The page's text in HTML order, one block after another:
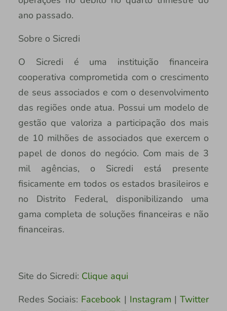
ano passado.
Sobre o Sicredi
O Sicredi é uma instituição financeira
cooperativa comprometida com o crescimento
de seus associados e com o desenvolvimento
das regiões onde atua. Possui um modelo de
gestão que valoriza a participação dos mais
de 10 milhões de associados que exercem o
papel de donos do negócio. Com mais de 3
mil agências, o Sicredi está presente
fisicamente em todos os estados brasileiros e
no Distrito Federal, disponibilizando uma
gama completa de soluções financeiras e não
financeiras.
Site do Sicredi: Clique aqui
Redes Sociais: Facebook | Instagram | Twitter